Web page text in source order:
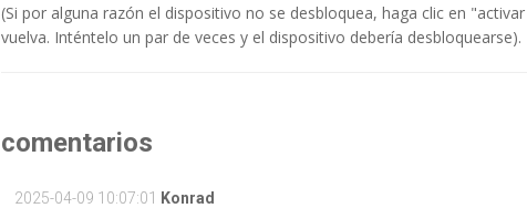
(Si por alguna razón el dispositivo no se desbloquea, haga clic en
vuelva. Inténtelo un par de veces y el dispositivo debería desbloquearse).
comentarios
2025-04-09 10:07:01 Konrad